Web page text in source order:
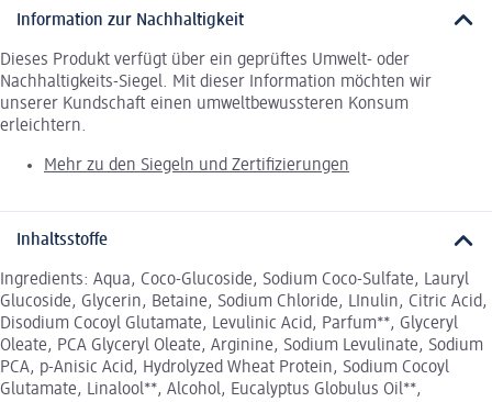
Information zur Nachhaltigkeit
Dieses Produkt verfügt über ein geprüftes Umwelt- oder
Nachhaltigkeits-Siegel. Mit dieser Information möchten wir
unserer Kundschaft einen umweltbewussteren Konsum
erleichtern.
Mehr zu den Siegeln und Zertifizierungen
Inhaltsstoffe
Ingredients: Aqua, Coco-Glucoside, Sodium Coco-Sulfate, Lauryl
Glucoside, Glycerin, Betaine, Sodium Chloride, LInulin, Citric Acid,
Disodium Cocoyl Glutamate, Levulinic Acid, Parfum**, Glyceryl
Oleate, PCA Glyceryl Oleate, Arginine, Sodium Levulinate, Sodium
PCA, p-Anisic Acid, Hydrolyzed Wheat Protein, Sodium Cocoyl
Glutamate, Linalool**, Alcohol, Eucalyptus Globulus Oil**,